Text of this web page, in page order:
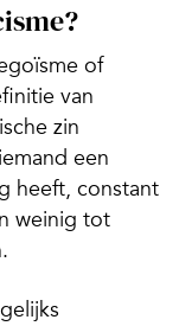
of
van
zin
een
heeft, constant
weinig tot